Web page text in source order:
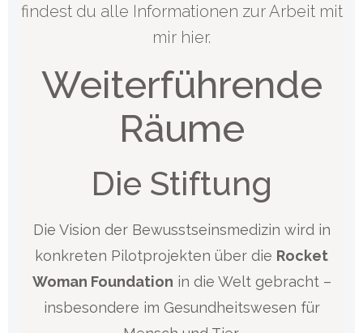
findest du alle Informationen zur Arbeit mit
mir hier.
Weiterführende
Räume
Die Stiftung
Die Vision der Bewusstseinsmedizin wird in
konkreten Pilotprojekten über die Rocket
Woman Foundation in die Welt gebracht –
insbesondere im Gesundheitswesen für